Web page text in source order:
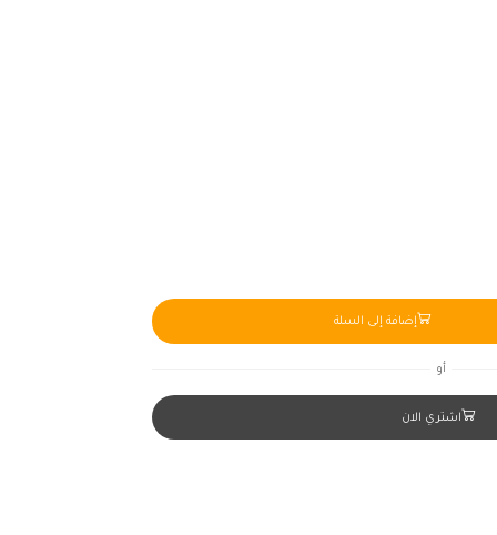
إضافة إلى السلة
أو
اشتري الان